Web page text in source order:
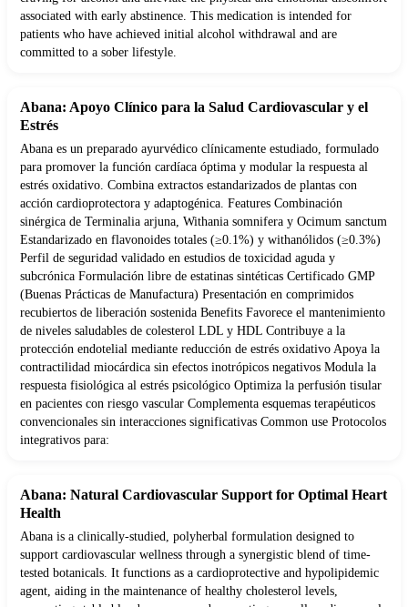
associated with early abstinence. This medication is intended for
patients who have achieved initial alcohol withdrawal and are
committed to a sober lifestyle.
Abana: Apoyo Clínico para la Salud Cardiovascular y el
Estrés
Abana es un preparado ayurvédico clínicamente estudiado, formulado
para promover la función cardíaca óptima y modular la respuesta al
estrés oxidativo. Combina extractos estandarizados de plantas con
acción cardioprotectora y adaptogénica. Features Combinación
sinérgica de Terminalia arjuna, Withania somnifera y Ocimum sanctum
Estandarizado en flavonoides totales (≥0.1%) y withanólidos (≥0.3%)
Perfil de seguridad validado en estudios de toxicidad aguda y
subcrónica Formulación libre de estatinas sintéticas Certificado GMP
(Buenas Prácticas de Manufactura) Presentación en comprimidos
recubiertos de liberación sostenida Benefits Favorece el mantenimiento
de niveles saludables de colesterol LDL y HDL Contribuye a la
protección endotelial mediante reducción de estrés oxidativo Apoya la
contractilidad miocárdica sin efectos inotrópicos negativos Modula la
respuesta fisiológica al estrés psicológico Optimiza la perfusión tisular
en pacientes con riesgo vascular Complementa esquemas terapéuticos
convencionales sin interacciones significativas Common use Protocolos
integrativos para:
Abana: Natural Cardiovascular Support for Optimal Heart
Health
Abana is a clinically-studied, polyherbal formulation designed to
support cardiovascular wellness through a synergistic blend of time-
tested botanicals. It functions as a cardioprotective and hypolipidemic
agent, aiding in the maintenance of healthy cholesterol levels,